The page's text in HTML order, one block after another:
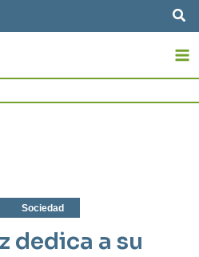
Sociedad
dedica a su